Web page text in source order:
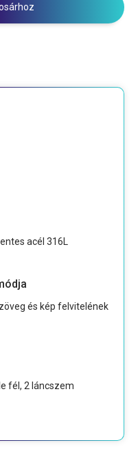
acél 316L
és kép felvitelének
fél, 2 láncszem